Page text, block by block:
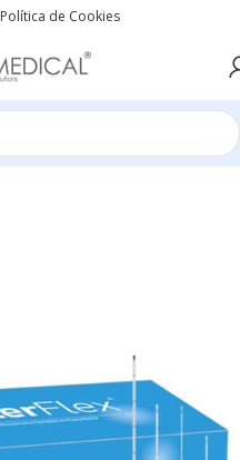
Política de Cookies